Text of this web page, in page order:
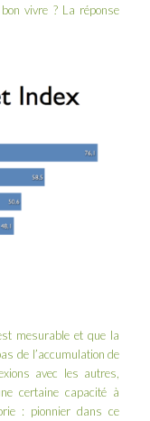
vivre ? La réponse
mesurable et que la
de l’accumulation de
avec les autres,
certaine capacité à
: pionnier dans ce